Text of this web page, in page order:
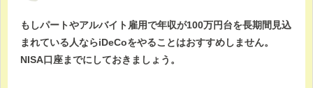
もしパートやアルバイト雇用で年収が100万円台を長期間見込
まれている人ならiDeCoをやることはおすすめしません。
NISA口座までにしておきましょう。